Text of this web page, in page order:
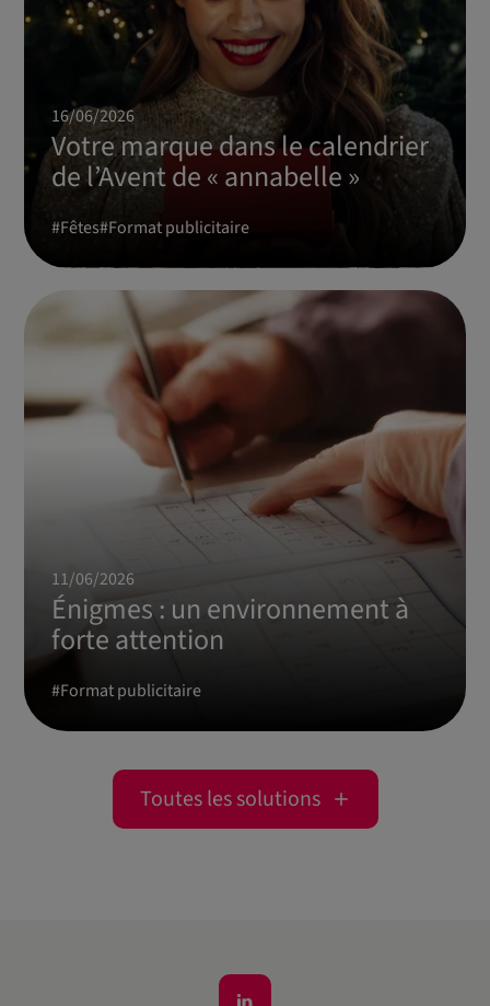
16/06/2026
Votre marque dans le calendrier
de l’Avent de « annabelle »
#Fêtes#Format publicitaire
11/06/2026
Énigmes : un environnement à
forte attention
#Format publicitaire
Toutes les solutions